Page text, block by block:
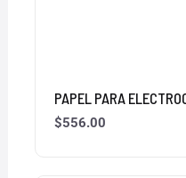
PAPEL PARA
$556.00